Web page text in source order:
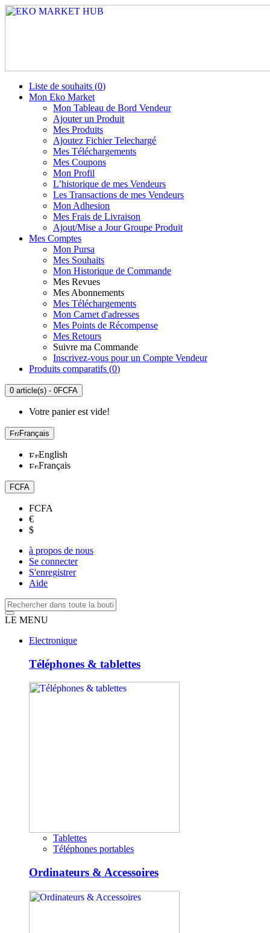
Liste de souhaits (0)
Mon Eko Market
Mon Tableau de Bord Vendeur
Ajouter un Produit
Mes Produits
Ajoutez Fichier Telechargé
Mes Téléchargements
Mes Coupons
Mon Profil
L’historique de mes Vendeurs
Les Transactions de mes Vendeurs
Mon Adhesion
Mes Frais de Livraison
Ajout/Mise a Jour Groupe Produit
Mes Comptes
Mon Pursa
Mes Souhaits
Mon Historique de Commande
Mes Revues
Mes Abonnements
Mes Téléchargements
Mon Carnet d'adresses
Mes Points de Récompense
Mes Retours
Suivre ma Commande
Inscrivez-vous pour un Compte Vendeur
Produits comparatifs (0)
0 article(s) - 0FCFA
Votre panier est vide!
Français
English
Français
FCFA
FCFA
€
$
à propos de nous
Se connecter
S'enregistrer
Aide
LE MENU
Electronique
Téléphones & tablettes
Tablettes
Téléphones portables
Ordinateurs & Accessoires